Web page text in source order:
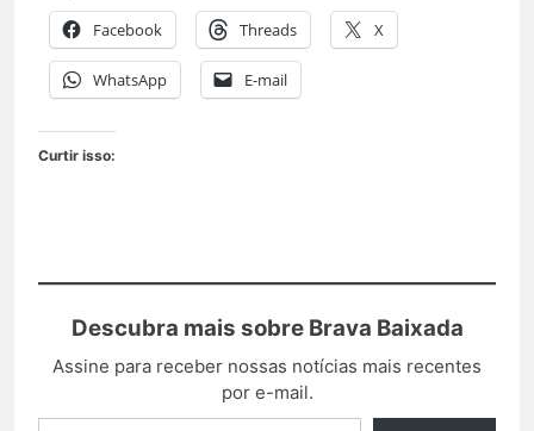
Facebook Threads X
WhatsApp E-mail
Curtir isso:
Descubra mais sobre Brava Baixada
Assine para receber nossas notícias mais recentes
por e-mail.